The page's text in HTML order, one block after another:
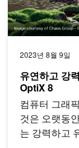
2023년 8월 9일
유연하고 강
OptiX 8
컴퓨터 그래
것은 오랫동
는 강력하고